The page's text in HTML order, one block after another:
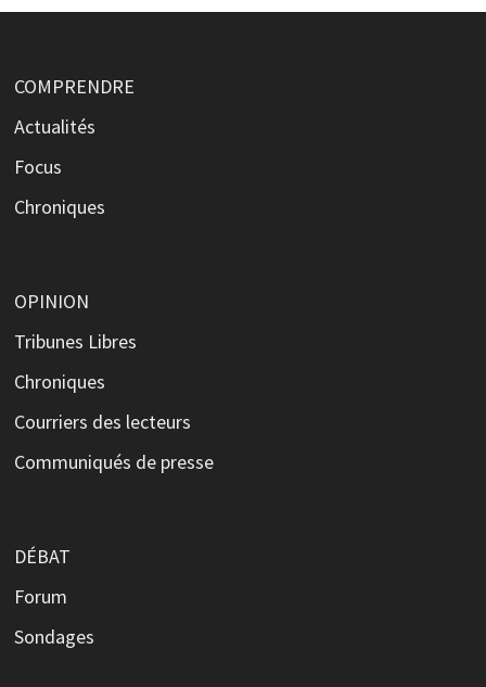
COMPRENDRE
Actualités
Focus
Chroniques
OPINION
Tribunes Libres
Chroniques
Courriers des lecteurs
Communiqués de presse
DÉBAT
Forum
Sondages